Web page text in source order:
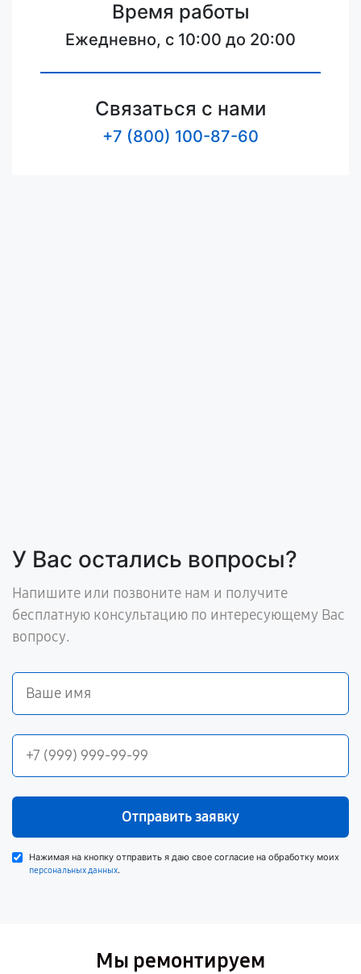
Время работы
Ежедневно, с 10:00 до 20:00
Связаться с нами
+7 (800) 100-87-60
У Вас остались вопросы?
Напишите или позвоните нам и получите
бесплатную консультацию по интересующему Вас
вопросу.
Отправить заявку
Нажимая на кнопку отправить я даю свое согласие на обработку моих
персональных данных.
Мы ремонтируем